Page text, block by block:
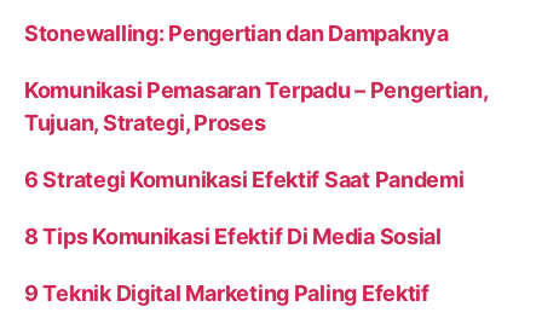
Stonewalling: Pengertian dan Dampaknya
Komunikasi Pemasaran Terpadu – Pengertian,
Tujuan, Strategi, Proses
6 Strategi Komunikasi Efektif Saat Pandemi
8 Tips Komunikasi Efektif Di Media Sosial
9 Teknik Digital Marketing Paling Efektif